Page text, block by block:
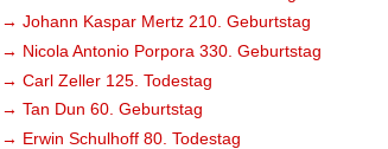
→ Johann Kaspar Mertz 210. Geburtstag
→ Nicola Antonio Porpora 330. Geburtstag
→ Carl Zeller 125. Todestag
→ Tan Dun 60. Geburtstag
→ Erwin Schulhoff 80. Todestag